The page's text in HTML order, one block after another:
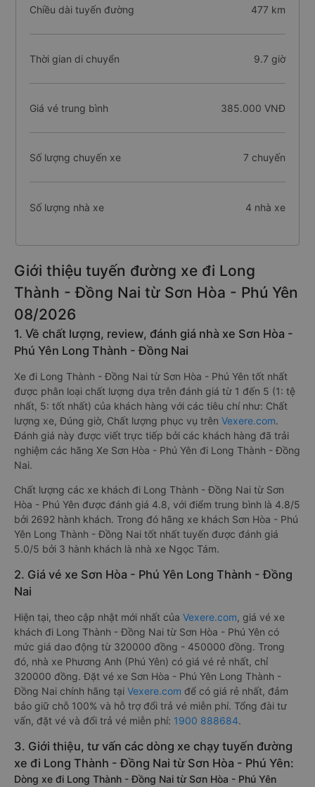
Chiều dài tuyến đường 477 km
Thời gian di chuyển 9.7 giờ
Giá vé trung bình 385.000 VNĐ
Số lượng chuyến xe 7 chuyến
Số lượng nhà xe 4 nhà xe
Giới thiệu tuyến đường xe đi Long
Thành - Đồng Nai từ Sơn Hòa - Phú Yên
08/2026
1. Về chất lượng, review, đánh giá nhà xe Sơn Hòa -
Phú Yên Long Thành - Đồng Nai
Xe đi Long Thành - Đồng Nai từ Sơn Hòa - Phú Yên tốt nhất
được phân loại chất lượng dựa trên đánh giá từ 1 đến 5 (1: tệ
nhất, 5: tốt nhất) của khách hàng với các tiêu chí như: Chất
lượng xe, Đúng giờ, Chất lượng phục vụ trên Vexere.com.
Đánh giá này được viết trực tiếp bởi các khách hàng đã trải
nghiệm các hãng Xe Sơn Hòa - Phú Yên đi Long Thành - Đồng
Nai.
Chất lượng các xe khách đi Long Thành - Đồng Nai từ Sơn
Hòa - Phú Yên được đánh giá 4.8, với điểm trung bình là 4.8/5
bởi 2692 hành khách. Trong đó hãng xe khách Sơn Hòa - Phú
Yên Long Thành - Đồng Nai tốt nhất tuyến được đánh giá
5.0/5 bởi 3 hành khách là nhà xe Ngọc Tám.
2. Giá vé xe Sơn Hòa - Phú Yên Long Thành - Đồng
Nai
Hiện tại, theo cập nhật mới nhất của Vexere.com, giá vé xe
khách đi Long Thành - Đồng Nai từ Sơn Hòa - Phú Yên có
mức giá dao động từ 320000 đồng - 450000 đồng. Trong
đó, nhà xe Phương Anh (Phú Yên) có giá vé rẻ nhất, chỉ
320000 đồng. Đặt vé xe Sơn Hòa - Phú Yên Long Thành -
Đồng Nai chính hãng tại Vexere.com để có giá rẻ nhất, đảm
bảo giữ chỗ 100% và hỗ trợ đổi trả vé miễn phí. Tổng đài tư
vấn, đặt vé và đổi trả vé miễn phí: 1900 888684.
3. Giới thiệu, tư vấn các dòng xe chạy tuyến đường
xe đi Long Thành - Đồng Nai từ Sơn Hòa - Phú Yên:
Dòng xe đi Long Thành - Đồng Nai từ Sơn Hòa - Phú Yên